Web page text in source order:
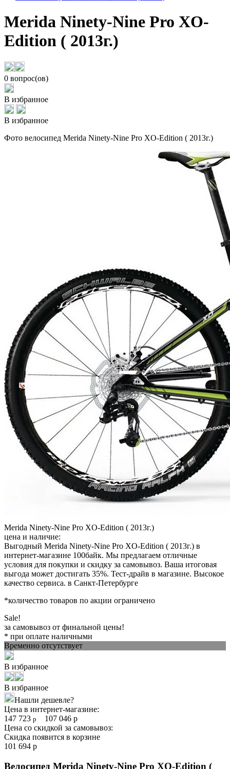
Merida Ninety-Nine Pro XO-
Edition ( 2013г.)
0 вопрос(ов)
В избранное
В избранное
Фото велосипед Merida Ninety-Nine Pro XO-Edition ( 2013г.)
Merida Ninety-Nine Pro XO-Edition ( 2013г.)
цена и наличие:
Выгодный Merida Ninety-Nine Pro XO-Edition ( 2013г.) в
интернет-магазине 100байк. Мы предлагаем отличные
условия для покупки и скидку за самовывоз. Ваша итоговая
выгода может достигать 35%. Тест-драйв в магазине. Высокое
качество сервиса. в Санкт-Петербурге
*количество товаров по акции ограничено
Sale!
за самовывоз от финальной цены!
* при оплате наличными
Временно отсутствует
В избранное
В избранное
Нашли дешевле?
Цена в интернет-магазине:
147 723 р 107 046 р
Цена со скидкой за самовывоз:
Скидка появится в корзине
101 694 р
Велосипед Merida Ninety-Nine Pro XO-Edition (